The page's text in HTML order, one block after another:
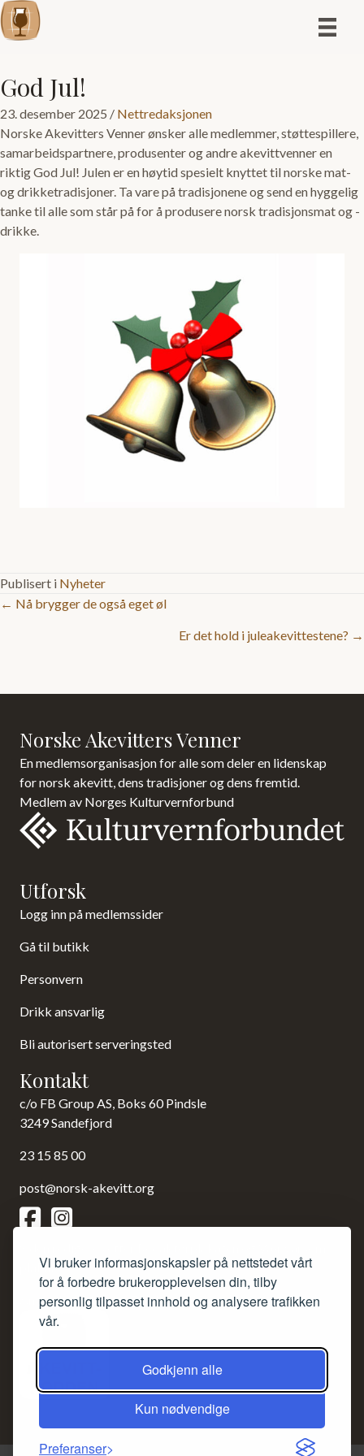
Vi bruker informasjonskapsler på nettstedet vårt
for å forbedre brukeropplevelsen din, tilby
personlig tilpasset innhold og analysere trafikken
vår.
Godkjenn alle
Kun nødvendige
Preferanser
God Jul!
23. desember 2025 / Nettredaksjonen
Norske Akevitters Venner ønsker alle medlemmer, støttespillere,
samarbeidspartnere, produsenter og andre akevittvenner en
riktig God Jul! Julen er en høytid spesielt knyttet til norske mat-
og drikketradisjoner. Ta vare på tradisjonene og send en hyggelig
tanke til alle som står på for å produsere norsk tradisjonsmat og -
drikke.
Publisert i Nyheter
Posts
← Nå brygger de også eget øl
Er det hold i juleakevittestene? →
Norske Akevitters Venner
En medlemsorganisasjon for alle som deler en lidenskap
for norsk akevitt, dens tradisjoner og dens fremtid.
Medlem av Norges Kulturvernforbund
Utforsk
Logg inn på medlemssider
Gå til butikk
Personvern
Drikk ansvarlig
Bli autorisert serveringsted
Kontakt
c/o FB Group AS, Boks 60 Pindsle
3249 Sandefjord
23 15 85 00
post@norsk-akevitt.org
plakaten.
Ansvarlig redaktør: Frank Bruun.